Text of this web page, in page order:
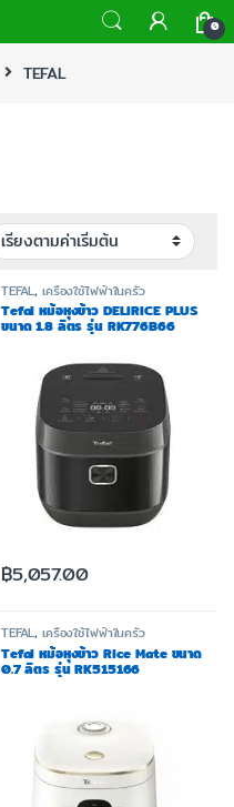
0
TEFAL
TEFAL,เครื่องใช้ไฟฟ้าในครัว
Tefal หม้อหุงข้าว DELIRICE PLUS
ขนาด 1.8 ลิตร รุ่น RK776B66
฿5,057.00
TEFAL,เครื่องใช้ไฟฟ้าในครัว
Tefal หม้อหุงข้าว Rice Mate ขนาด
0.7 ลิตร รุ่น RK515166